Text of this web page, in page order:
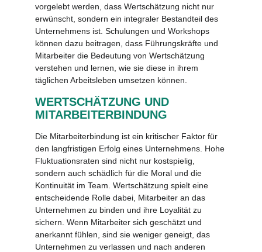
vorgelebt werden, dass Wertschätzung nicht nur
erwünscht, sondern ein integraler Bestandteil des
Unternehmens ist. Schulungen und Workshops
können dazu beitragen, dass Führungskräfte und
Mitarbeiter die Bedeutung von Wertschätzung
verstehen und lernen, wie sie diese in ihrem
täglichen Arbeitsleben umsetzen können.
WERTSCHÄTZUNG UND
MITARBEITERBINDUNG
Die Mitarbeiterbindung ist ein kritischer Faktor für
den langfristigen Erfolg eines Unternehmens. Hohe
Fluktuationsraten sind nicht nur kostspielig,
sondern auch schädlich für die Moral und die
Kontinuität im Team. Wertschätzung spielt eine
entscheidende Rolle dabei, Mitarbeiter an das
Unternehmen zu binden und ihre Loyalität zu
sichern. Wenn Mitarbeiter sich geschätzt und
anerkannt fühlen, sind sie weniger geneigt, das
Unternehmen zu verlassen und nach anderen